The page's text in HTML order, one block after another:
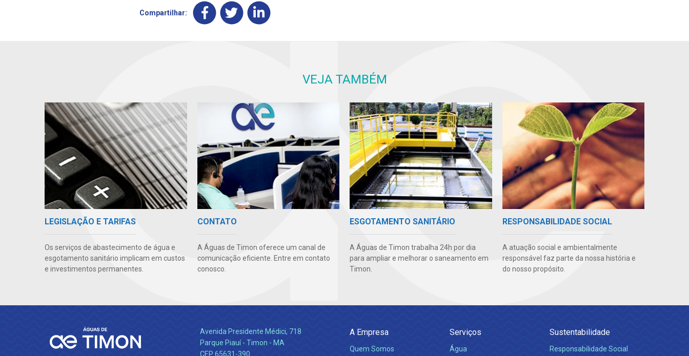
Compartilhar:
VEJA TAMBÉM
LEGISLAÇÃO E TARIFAS
Os serviços de abastecimento de água e
esgotamento sanitário implicam em custos
e investimentos permanentes.
CONTATO
A Águas de Timon oferece um canal de
comunicação eficiente. Entre em contato
conosco.
ESGOTAMENTO SANITÁRIO
A Águas de Timon trabalha 24h por dia
para ampliar e melhorar o saneamento em
Timon.
RESPONSABILIDADE SOCIAL
A atuação social e ambientalmente
responsável faz parte da nossa história e
do nosso propósito.
Avenida Presidente Médici, 718
Parque Piauí - Timon - MA
CEP 65631-390
A Empresa
Quem Somos
Serviços
Água
Sustentabilidade
Responsabilidade Social